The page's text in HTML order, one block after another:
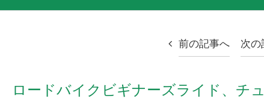
前の記事へ 次の
ロードバイクビギナーズライド、チ